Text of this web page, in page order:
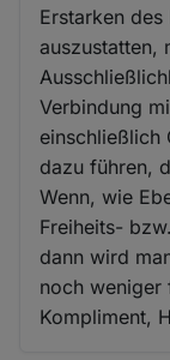
Erstarken
auszustatten,
Verbindung
einschließlich
dazu führen,
Wenn, wie
Freiheits-
dann wird
noch weniger
Kompliment,